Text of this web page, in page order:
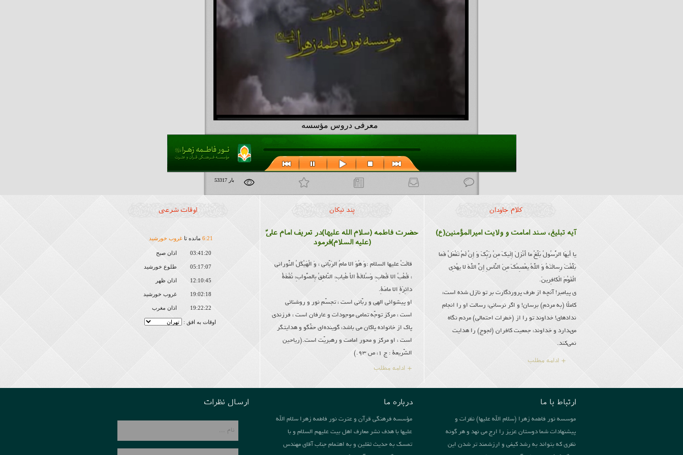
معرفی دروس مؤسسه
53317 بار
کلام جاودان
آیه تبلیغ، سند امامت و ولایت امیرالمؤمنین(ع)
یا أَیهَا الرَّسُولُ بَلِّغْ ما أُنْزِلَ إِلَیكَ مِنْ رَبِّكَ وَ إِنْ لَمْ تَفْعَلْ فَما
بَلَّغْتَ رِسالَتَهُ وَ اللَّهُ یعْصِمُكَ مِنَ النَّاسِ إِنَّ اللَّهَ لا یهْدِی
الْقَوْمَ الْكافِرینَ.
ى پیامبر! آنچه از طرف پروردگارت بر تو نازل شده است،
كاملًا (به مردم) برسان! و اگر نرسانی، رسالت او را انجام
نداده‏اى! خداوند تو را از (خطرات احتمالى) مردم نگاه
مى‏دارد و خداوند، جمعیت كافران (لجوج) را هدایت
نمی‌کند.
+ ادامه مطلب
پند نیکان
حضرت فاطمه (سلام الله علیها)در تعریف امام علىّ
(علیه السلام)فرمود
قالَتْ علیها السلام :وَ هُوَ الا مامُ الرَبّانى ، وَ الْهَیْكَلُ النُّورانى
، قُطْبُ الا قْطابِ، وَسُلالَةُ الاْ طْیابِ، النّاطِقُ بِالصَّوابِ، نُقْطَةُ
دائِرَةِ الا مامَةِ.
او پیشوائى الهى و ربّانى است ، تجسّم نور و روشنائى
است ، مركز توجّه تمامى موجودات و عارفان است ، فرزندى
پاك از خانواده پاكان مى باشد، گوینده‌اى حقّگو و هدایتگر
است ، او مركز و محور امامت و رهبریّت است.(ریاحین
الشّریعة : ج 1، ص 93.)
+ ادامه مطلب
اوقات شرعی
6:21 مانده تا غروب خورشید
03:41:20 اذان صبح
05:17:07 طلوع خورشید
12:10:45 اذان ظهر
19:02:18 غروب خورشید
19:22:22 اذان مغرب
اوقات به افق :
ارتباط با ما
موسسه نور فاطمه زهرا (سلام الله علیها) نظرات و
پیشنهادات شما دوستان عزیز را ارج می نهد و هر گونه
نظری که بتواند به رشد کیفی و ارزشمند تر شدن این
درباره ما
مؤسسه فرهنگی قرآن و عترت نور فاطمه زهرا سلام الله
علیها با هدف نشر معارف اهل بیت علیهم السلام و با
تمسک به حدیث ثقلین و به اهتمام جناب آقای مهندس
ارسال نظرات